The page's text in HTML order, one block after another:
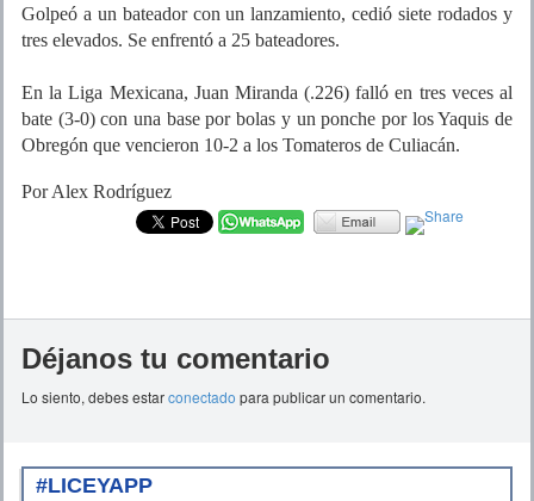
Golpeó a un bateador con un lanzamiento, cedió siete rodados y
tres elevados. Se enfrentó a 25 bateadores.
En la Liga Mexicana, Juan Miranda (.226) falló en tres veces al
bate (3-0) con una base por bolas y un ponche por los Yaquis de
Obregón que vencieron 10-2 a los Tomateros de Culiacán.
Por Alex Rodríguez
Déjanos tu comentario
Lo siento, debes estarconectado para publicar un comentario.
#LICEYAPP